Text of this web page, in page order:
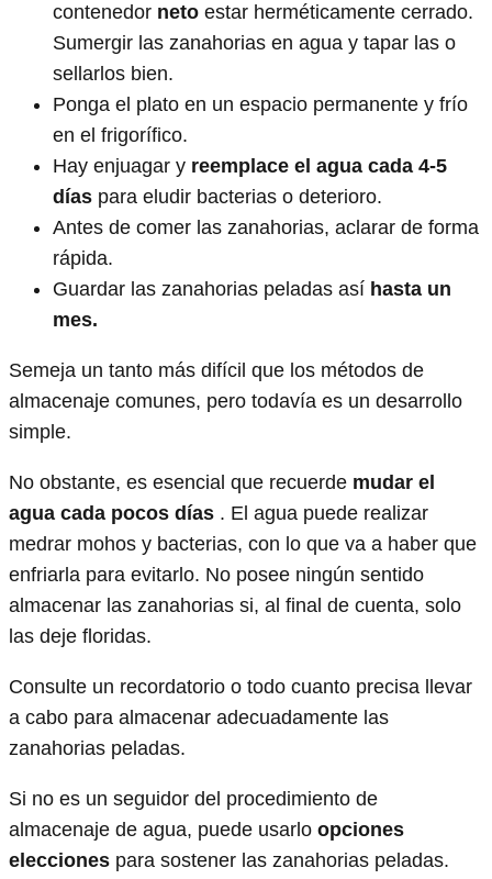
contenedor neto estar herméticamente cerrado.
Sumergir las zanahorias en agua y tapar las o
sellarlos bien.
Ponga el plato en un espacio permanente y frío
en el frigorífico.
Hay enjuagar y reemplace el agua cada 4-5
días para eludir bacterias o deterioro.
Antes de comer las zanahorias, aclarar de forma
rápida.
Guardar las zanahorias peladas así hasta un
mes.
Semeja un tanto más difícil que los métodos de
almacenaje comunes, pero todavía es un desarrollo
simple.
No obstante, es esencial que recuerde mudar el
agua cada pocos días . El agua puede realizar
medrar mohos y bacterias, con lo que va a haber que
enfriarla para evitarlo. No posee ningún sentido
almacenar las zanahorias si, al final de cuenta, solo
las deje floridas.
Consulte un recordatorio o todo cuanto precisa llevar
a cabo para almacenar adecuadamente las
zanahorias peladas.
Si no es un seguidor del procedimiento de
almacenaje de agua, puede usarlo opciones
elecciones para sostener las zanahorias peladas.